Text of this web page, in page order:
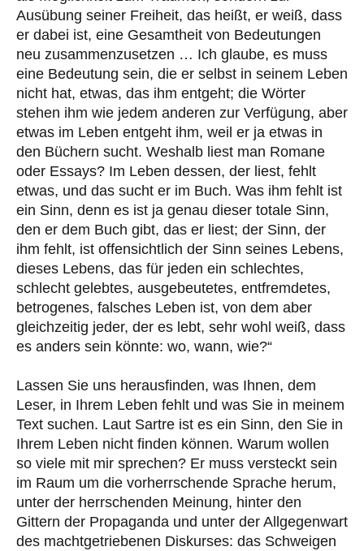
Ausübung seiner Freiheit, das heißt, er weiß, dass
er dabei ist, eine Gesamtheit von Bedeutungen
neu zusammenzusetzen … Ich glaube, es muss
eine Bedeutung sein, die er selbst in seinem Leben
nicht hat, etwas, das ihm entgeht; die Wörter
stehen ihm wie jedem anderen zur Verfügung, aber
etwas im Leben entgeht ihm, weil er ja etwas in
den Büchern sucht. Weshalb liest man Romane
oder Essays? Im Leben dessen, der liest, fehlt
etwas, und das sucht er im Buch. Was ihm fehlt ist
ein Sinn, denn es ist ja genau dieser totale Sinn,
den er dem Buch gibt, das er liest; der Sinn, der
ihm fehlt, ist offensichtlich der Sinn seines Lebens,
dieses Lebens, das für jeden ein schlechtes,
schlecht gelebtes, ausgebeutetes, entfremdetes,
betrogenes, falsches Leben ist, von dem aber
gleichzeitig jeder, der es lebt, sehr wohl weiß, dass
es anders sein könnte: wo, wann, wie?“
Lassen Sie uns herausfinden, was Ihnen, dem
Leser, in Ihrem Leben fehlt und was Sie in meinem
Text suchen. Laut Sartre ist es ein Sinn, den Sie in
Ihrem Leben nicht finden können. Warum wollen
so viele mit mir sprechen? Er muss versteckt sein
im Raum um die vorherrschende Sprache herum,
unter der herrschenden Meinung, hinter den
Gittern der Propaganda und unter der Allgegenwart
des machtgetriebenen Diskurses: das Schweigen